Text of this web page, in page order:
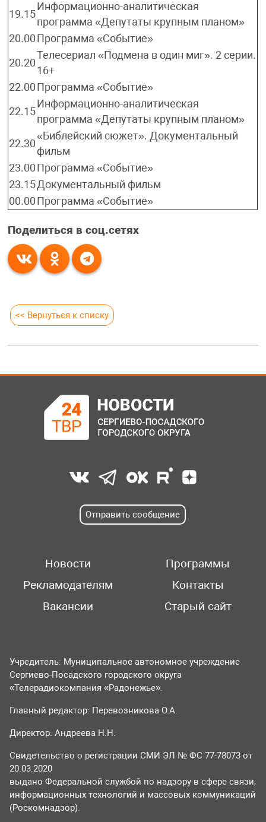
19.15
Информационно-аналитическая
программа «Депутаты крупным планом»
20.00 Программа «Событие»
20.20
Телесериал «Подмена в один миг». 2 серии.
16+
22.00 Программа «Событие»
22.15
Информационно-аналитическая
программа «Депутаты крупным планом»
22.30
«Библейский сюжет». Документальный
фильм
23.00 Программа «Событие»
23.15Документальный фильм
00.00 Программа «Событие»
Поделиться в соц.сетях
<< Вернуться к списку
Отправить сообщение
Новости
Программы
Рекламодателям
Контакты
Вакансии
Старый сайт
Учредитель: Муниципальное автономное учреждение
Сергиево-Посадского городского округа
«Телерадиокомпания «Радонежье».
Главный редактор: Перевозникова О.А.
Директор: Андреева Н.Н.
Свидетельство о регистрации СМИ ЭЛ № ФС 77-78073 от
20.03.2020
выдано Федеральной службой по надзору в сфере связи,
информационных технологий и массовых коммуникаций
(Роскомнадзор).